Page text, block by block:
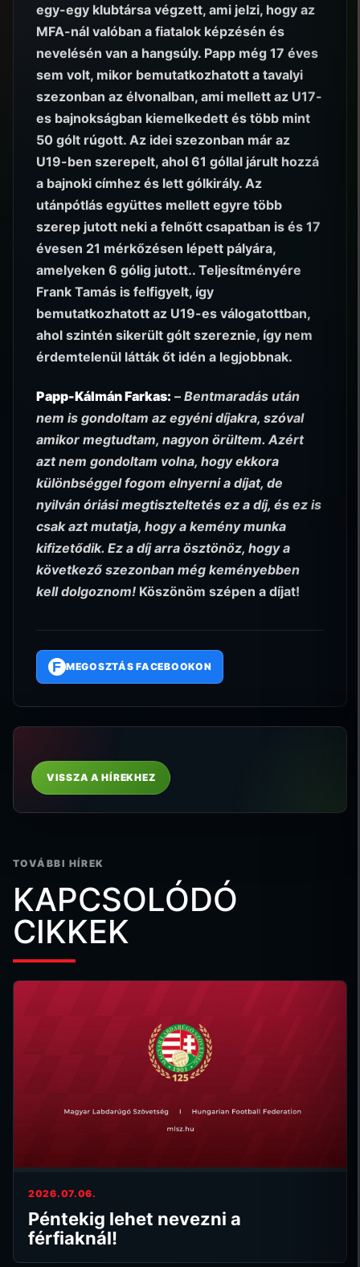
egy-egy klubtársa végzett, ami jelzi, hogy az
MFA-nál valóban a fiatalok képzésén és
nevelésén van a hangsúly. Papp még 17 éves
sem volt, mikor bemutatkozhatott a tavalyi
szezonban az élvonalban, ami mellett az U17-
es bajnokságban kiemelkedett és több mint
50 gólt rúgott. Az idei szezonban már az
U19-ben szerepelt, ahol 61 góllal járult hozzá
a bajnoki címhez és lett gólkirály. Az
utánpótlás együttes mellett egyre több
szerep jutott neki a felnőtt csapatban is és 17
évesen 21 mérkőzésen lépett pályára,
amelyeken 6 gólig jutott.. Teljesítményére
Frank Tamás is felfigyelt, így
bemutatkozhatott az U19-es válogatottban,
ahol szintén sikerült gólt szereznie, így nem
érdemtelenül látták őt idén a legjobbnak.
Papp-Kálmán Farkas: – Bentmaradás után
nem is gondoltam az egyéni díjakra, szóval
amikor megtudtam, nagyon örültem. Azért
azt nem gondoltam volna, hogy ekkora
különbséggel fogom elnyerni a díjat, de
nyilván óriási megtiszteltetés ez a díj, és ez is
csak azt mutatja, hogy a kemény munka
kifizetődik. Ez a díj arra ösztönöz, hogy a
következő szezonban még keményebben
kell dolgoznom! Köszönöm szépen a díjat!
F MEGOSZTÁS FACEBOOKON
VISSZA A HÍREKHEZ
TOVÁBBI HÍREK
KAPCSOLÓDÓ
CIKKEK
2026.07.06.
Péntekig lehet nevezni a
férfiaknál!